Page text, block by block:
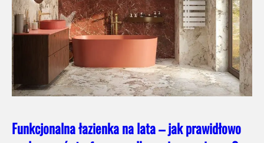
Funkcjonalna łazienka na lata – jak prawidłowo